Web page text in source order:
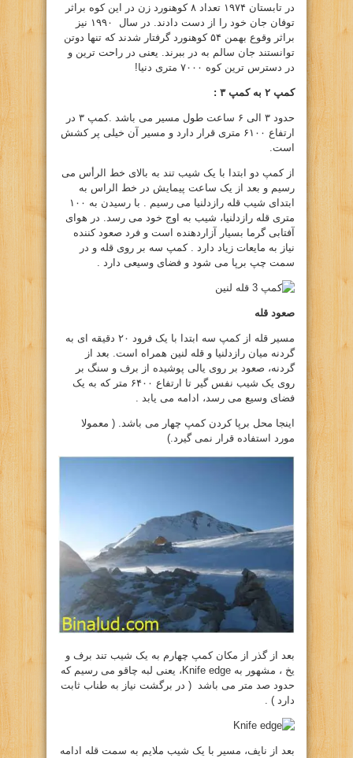
در تابستان ۱۹۷۴ تعداد ۸ کوهنورد زن در این کوه براثر
توفان جان خود را از دست دادند. در سال ۱۹۹۰ نیز
براثر وقوع بهمن ۵۴ کوهنورد گرفتار شدند که تنها دوتن
توانستند جان سالم به در ببرند. یعنی در راحت ترین و
در دسترس ترین کوه ۷۰۰۰ متری دنیا!
کمپ ۲ به کمپ ۳ :
حدود ۳ الی ۶ ساعت طول مسیر می باشد .کمپ ۳ در
ارتفاع ۶۱۰۰ متری قرار دارد و مسیر آن خیلی پر کشش
است.
از کمپ دو ابتدا با یک شیب تند به بالای خط الرأس می
رسیم و بعد از یک ساعت پیمایش در خط الراس به
ابتدای شیب قله رازدلنیا می رسیم . با رسیدن به ۱۰۰
متری قله رازدلنیا، شیب به اوج خود می رسد. در هوای
آفتابی گرما بسیار آزاردهنده است و فرد صعود کننده
نیاز به مایعات زیاد دارد . کمپ سه بر روی قله و در
سمت چپ برپا می شود و فضای وسیعی دارد .
صعود قله
مسیر قله از کمپ سه ابتدا با یک فرود ۲۰ دقیقه ای به
گردنه میان رازدلنیا و قله لنین همراه است. بعد از
گردنه، صعود بر روی یالی پوشیده از برف و سنگ بر
روی یک شیب نفس گیر تا ارتفاع ۶۴۰۰ متر که به یک
فضای وسیع می رسد، ادامه می یابد .
اینجا محل برپا کردن کمپ چهار می باشد. ( معمولا
مورد استفاده قرار نمی گیرد.)
بعد از گذر از مکان کمپ چهارم به یک شیب تند برف و
یخ ، مشهور به Knife edge، یعنی لبه چاقو می رسیم که
حدود صد متر می باشد ( در برگشت نیاز به طناب ثابت
دارد ) .
بعد از نایف، مسیر با یک شیب ملایم به سمت قله ادامه